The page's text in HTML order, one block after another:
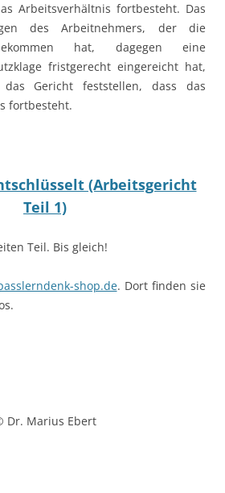
Arbeitsverhältnis fortbesteht. Das
des Arbeitnehmers, der die
hat, dagegen eine
fristgerecht eingereicht hat,
Gericht feststellen, dass das
fortbesteht.
(Arbeitsgericht
Teil 1)
Teil. Bis gleich!
shop.de. Dort finden sie
Dr. Marius Ebert